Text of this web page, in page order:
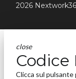
2026
close
Codice
Clicca sul pulsante